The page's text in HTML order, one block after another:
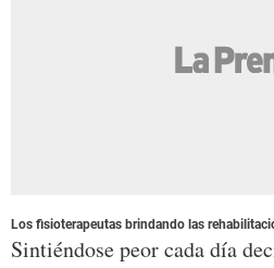
Los fisioterapeutas brindando las
Sintiéndose peor cada día